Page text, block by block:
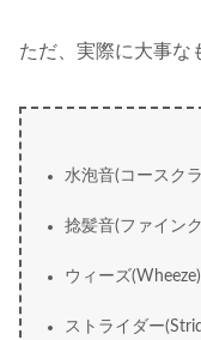
ただ、実際に大事な
水泡音(コースク
捻髪音(ファイン
ウィーズ(Wheeze)
ストライダー